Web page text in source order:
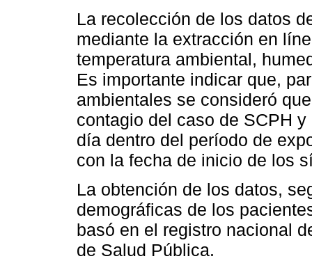
La recolección de los datos
mediante la extracción en
temperatura ambiental,
Es importante indicar que,
ambientales se consideró
contagio del caso de SCPH
día dentro del período de
con la fecha de inicio de los
La obtención de los datos,
demográficas de los
basó en el registro nacional
de Salud Pública.